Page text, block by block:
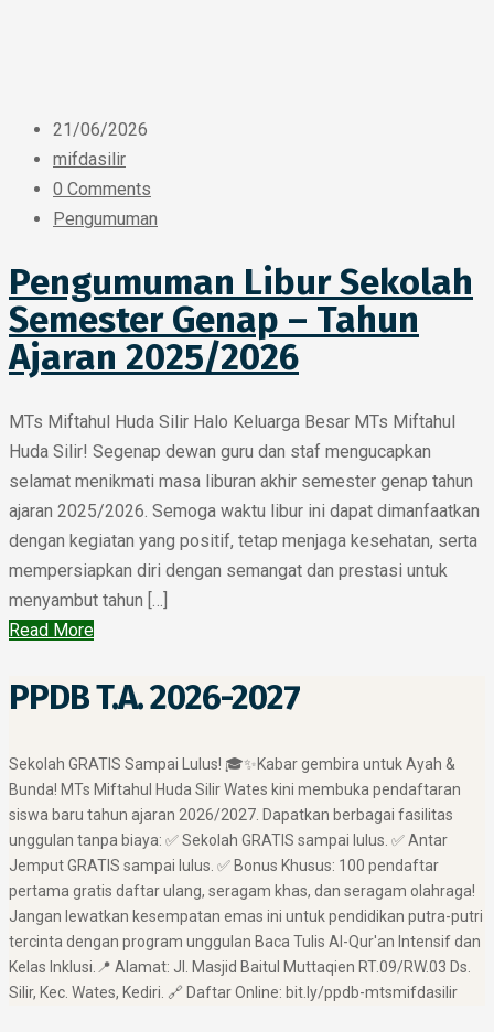
21/06/2026
mifdasilir
0 Comments
Pengumuman
Pengumuman Libur Sekolah
Semester Genap – Tahun
Ajaran 2025/2026
MTs Miftahul Huda Silir Halo Keluarga Besar MTs Miftahul
Huda Silir! Segenap dewan guru dan staf mengucapkan
selamat menikmati masa liburan akhir semester genap tahun
ajaran 2025/2026. Semoga waktu libur ini dapat dimanfaatkan
dengan kegiatan yang positif, tetap menjaga kesehatan, serta
mempersiapkan diri dengan semangat dan prestasi untuk
menyambut tahun […]
Read More
PPDB T.A. 2026-2027
​Sekolah GRATIS Sampai Lulus! 🎓✨ ​Kabar gembira untuk Ayah &
Bunda! MTs Miftahul Huda Silir Wates kini membuka pendaftaran
siswa baru tahun ajaran 2026/2027. Dapatkan berbagai fasilitas
unggulan tanpa biaya: ✅ Sekolah GRATIS sampai lulus. ✅ Antar
Jemput GRATIS sampai lulus. ✅ Bonus Khusus: 100 pendaftar
pertama gratis daftar ulang, seragam khas, dan seragam olahraga! ​
Jangan lewatkan kesempatan emas ini untuk pendidikan putra-putri
tercinta dengan program unggulan Baca Tulis Al-Qur'an Intensif dan
Kelas Inklusi. ​📍 Alamat: Jl. Masjid Baitul Muttaqien RT.09/RW.03 Ds.
Silir, Kec. Wates, Kediri. 🔗 Daftar Online: bit.ly/ppdb-mtsmifdasilir